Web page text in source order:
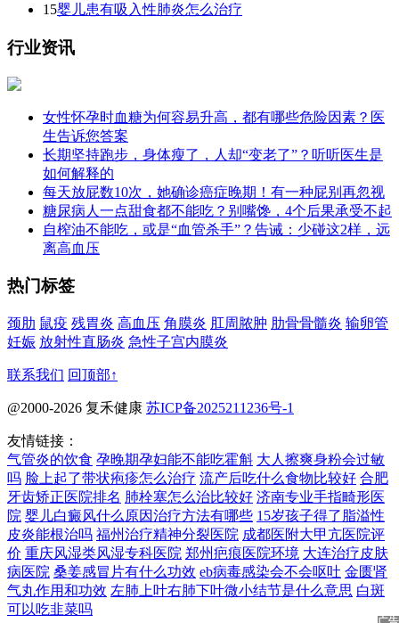
15婴儿患有吸入性肺炎怎么治疗
行业资讯
女性怀孕时血糖为何容易升高，都有哪些危险因素？医
生告诉您答案
长期坚持跑步，身体瘦了，人却“变老了”？听听医生是
如何解释的
每天放屁数10次，她确诊癌症晚期！有一种屁别再忽视
糖尿病人一点甜食都不能吃？别嘴馋，4个后果承受不起
自榨油不能吃，或是“血管杀手”？告诫：少碰这2样，远
离高血压
热门标签
颈肋 鼠疫 残胃炎 高血压 角膜炎 肛周脓肿 肋骨骨髓炎 输卵管
妊娠 放射性直肠炎 急性子宫内膜炎
联系我们 回顶部↑
@2000-2026 复禾健康 苏ICP备2025211236号-1
友情链接：
气管炎的饮食 孕晚期孕妇能不能吃霍斛 大人擦爽身粉会过敏
吗 脸上起了带状疱疹怎么治疗 流产后吃什么食物比较好 合肥
牙齿矫正医院排名 肺栓塞怎么治比较好 济南专业手指畸形医
院 婴儿白癜风什么原因治疗方法有哪些 15岁孩子得了脂溢性
皮炎能根治吗 福州治疗精神分裂医院 成都医附大甲亢医院评
价 重庆风湿类风湿专科医院 郑州疤痕医院环境 大连治疗皮肤
病医院 桑姜感冒片有什么功效 eb病毒感染会不会呕吐 金匮肾
气丸作用和功效 左肺上叶右肺下叶微小结节是什么意思 白斑
可以吃韭菜吗